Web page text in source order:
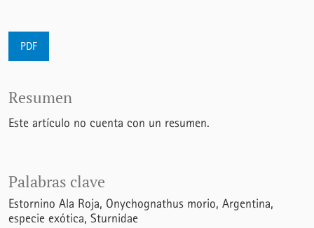
PDF
Palabras clave
Estornino Ala Roja Onychognathus morio Argentina
especie exótica Sturnidae
Resumen
Este artículo no cuenta con un resumen.